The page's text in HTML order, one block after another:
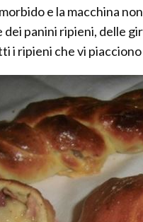
e la macchina
panini ripieni, delle
i ripieni che vi piacciono